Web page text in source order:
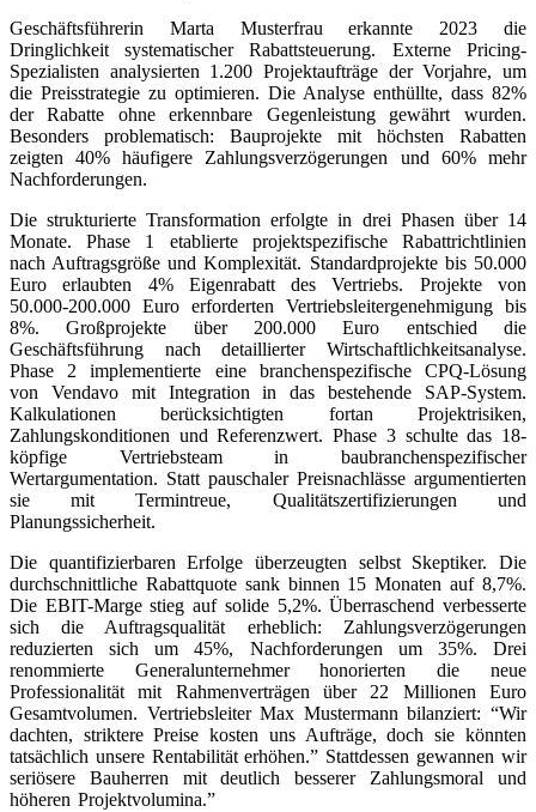
Geschäftsführerin Marta Musterfrau erkannte 2023 die
Dringlichkeit systematischer Rabattsteuerung. Externe Pricing-
Spezialisten analysierten 1.200 Projektaufträge der Vorjahre, um
die Preisstrategie zu optimieren. Die Analyse enthüllte, dass 82%
der Rabatte ohne erkennbare Gegenleistung gewährt wurden.
Besonders problematisch: Bauprojekte mit höchsten Rabatten
zeigten 40% häufigere Zahlungsverzögerungen und 60% mehr
Nachforderungen.
Die strukturierte Transformation erfolgte in drei Phasen über 14
Monate. Phase 1 etablierte projektspezifische Rabattrichtlinien
nach Auftragsgröße und Komplexität. Standardprojekte bis 50.000
Euro erlaubten 4% Eigenrabatt des Vertriebs. Projekte von
50.000-200.000 Euro erforderten Vertriebsleitergenehmigung bis
8%. Großprojekte über 200.000 Euro entschied die
Geschäftsführung nach detaillierter Wirtschaftlichkeitsanalyse.
Phase 2 implementierte eine branchenspezifische CPQ-Lösung
von Vendavo mit Integration in das bestehende SAP-System.
Kalkulationen berücksichtigten fortan Projektrisiken,
Zahlungskonditionen und Referenzwert. Phase 3 schulte das 18-
köpfige Vertriebsteam in baubranchenspezifischer
Wertargumentation. Statt pauschaler Preisnachlässe argumentierten
sie mit Termintreue, Qualitätszertifizierungen und
Planungssicherheit.
Die quantifizierbaren Erfolge überzeugten selbst Skeptiker. Die
durchschnittliche Rabattquote sank binnen 15 Monaten auf 8,7%.
Die EBIT-Marge stieg auf solide 5,2%. Überraschend verbesserte
sich die Auftragsqualität erheblich: Zahlungsverzögerungen
reduzierten sich um 45%, Nachforderungen um 35%. Drei
renommierte Generalunternehmer honorierten die neue
Professionalität mit Rahmenverträgen über 22 Millionen Euro
Gesamtvolumen. Vertriebsleiter Max Mustermann bilanziert: “Wir
dachten, striktere Preise kosten uns Aufträge, doch sie könnten
tatsächlich unsere Rentabilität erhöhen.” Stattdessen gewannen wir
seriösere Bauherren mit deutlich besserer Zahlungsmoral und
höheren Projektvolumina.”